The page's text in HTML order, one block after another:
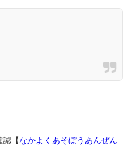
認【 なかよくあそぼうあんぜん